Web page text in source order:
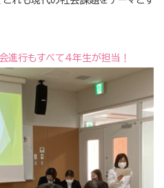
行もすべて4年生が担当！